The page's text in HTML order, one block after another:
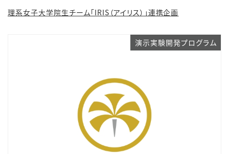
理系女子大学院生チーム「IRIS（アイリス）」連携企画
演示実験開発プログラム